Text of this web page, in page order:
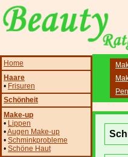
Home
Haare
• Frisuren
Schönheit
Make-up
• Lippen
•Augen Make-up
• Schminkprobleme
• Schöne Haut